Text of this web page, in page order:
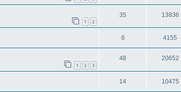
1 2
35 13836
6 4155
1 2 3
48 20652
14 10475